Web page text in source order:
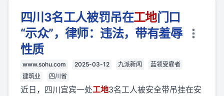
四川3名工人被罚吊在工地门口
“示众”，律师：违法，带有羞辱
性质
www.sohu.com 2025-03-12 九派新闻
蓝领受雇者
建筑业
四川省
近日，四川宜宾一处工地3名工人被安全带吊挂在安